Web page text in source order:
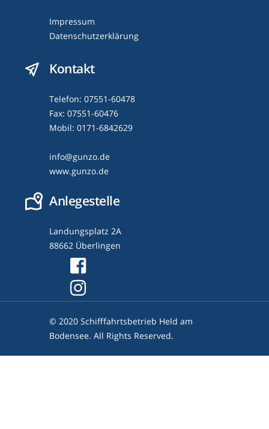
Impressum
Datenschutzerklärung
Kontakt
Telefon: 07551-60478
Fax: 07551-60476
Mobil: 0171-6842629
info@gunzo.de
www.gunzo.de
Anlegestelle
Landungsplatz 2A
88662 Überlingen
© 2020 Schifffahrtsbetrieb Held am
Bodensee. All Rights Reserved.